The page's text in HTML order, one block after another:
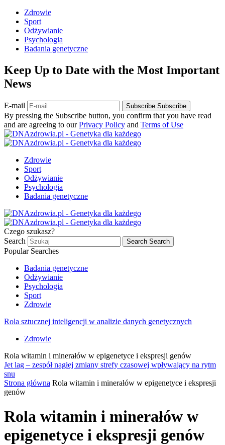
Zdrowie
Sport
Odżywianie
Psychologia
Badania genetyczne
Keep Up to Date with the Most Important
News
E-mail Subscribe Subscribe
By pressing the Subscribe button, you confirm that you have read
and are agreeing to ourPrivacy Policy and Terms of Use
Zdrowie
Sport
Odżywianie
Psychologia
Badania genetyczne
Czego szukasz?
Search
Search Search
Popular Searches
Badania genetyczne
Odżywianie
Psychologia
Sport
Zdrowie
Rola sztucznej inteligencji w analizie danych genetycznych
Zdrowie
Rola witamin i minerałów w epigenetyce i ekspresji genów
Jet lag – zespół nagłej zmiany strefy czasowej wpływający na rytm
snu
Strona główna Rola witamin i minerałów w epigenetyce i ekspresji
genów
Rola witamin i minerałów w
epigenetyce i ekspresji genów